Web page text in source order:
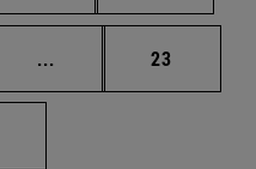
... Páginas intermedias
Página
23